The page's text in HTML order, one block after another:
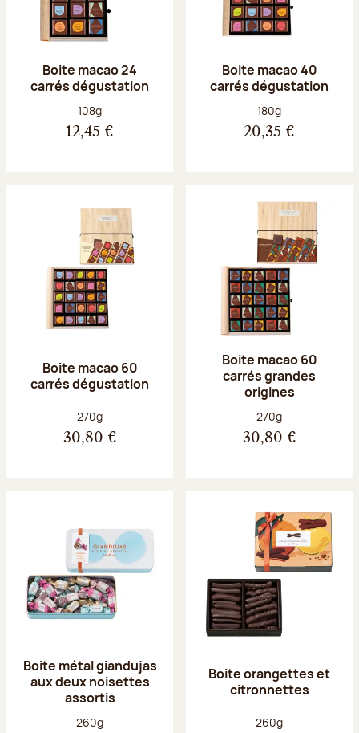
Boite macao 24
carrés dégustation
Poids net :
108g
12,45 €
Boite macao 40
carrés dégustation
Poids net :
180g
20,35 €
Boite macao 60
carrés dégustation
Poids net :
270g
30,80 €
Boite macao 60
carrés grandes
origines
Poids net :
270g
30,80 €
Boite métal giandujas
aux deux noisettes
assortis
Poids net :
260g
Boite orangettes et
citronnettes
Poids net :
260g